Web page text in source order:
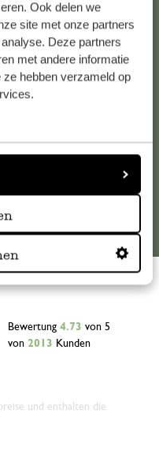
Ook delen we
site met onze partners
Deze partners
met andere informatie
hebben verzameld op
Hilfe
Hilfe brauchen, wenden
Oder lesen Sie hier
.
Bewertung 4.73 von 5
von 2013 Kunden
und enthalten die